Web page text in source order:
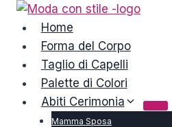
Salta
contenuto
Home
Forma del Corpo
Taglio di Capelli
Palette di Colori
Abiti Cerimonia
Mamma Sposa